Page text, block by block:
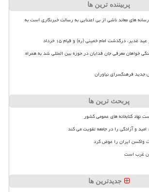
پربیننده ترین ها
رسانه های معاند ناشی از بی اعتنایی به رسالت خبرنگاری است به
غدیر، درگذشت امام خمینی (ره) و قیام ۱۵ خرداد
خواهان معرفی جان فدایان در حوزه بین المللی شد به همراه
جدید فرهنگسرای نیاوران
پربحث ترین ها
نهاد کتابخانه های عمومی کشور
امید و آزادگی را در جامعه تقویت می کند
واکسن ایران را عوض کرد
غرب است
جدیدترین ها